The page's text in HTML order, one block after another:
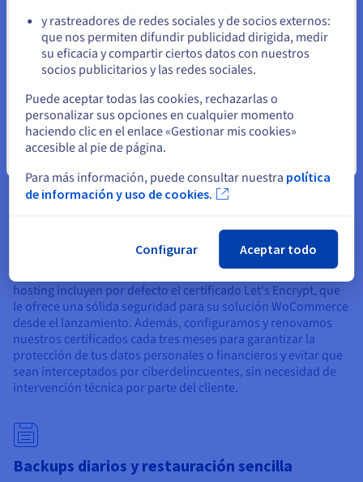
Configuración optimizada de los servidores
Benefíciese de un hosting WooCommerce administrado y
optimizado para el plugin de e-commerce. Desde la reducción
de carga de los servidores y el equilibrio de carga inteligente
hasta la gestión mejorada de las bases de datos y el
almacenamiento en caché, nuestros servidores de alto
rendimiento ofrecen el entorno de staging ideal para su
tienda online basada en WooCommerce, permitiéndole
centrarse en las ventas en lugar de los aspectos informáticos.
Disfrute gratuitamente de la protección SSL en su hosting
WooCommerce. Con OVHcloud, todos nuestros planes de
hosting incluyen por defecto el certificado Let's Encrypt, que
le ofrece una sólida seguridad para su solución WoCommerce
desde el lanzamiento. Además, configuramos y renovamos
nuestros certificados cada tres meses para garantizar la
protección de tus datos personales o financieros y evitar que
sean interceptados por ciberdelincuentes, sin necesidad de
intervención técnica por parte del cliente.
Backups diarios y restauración sencilla
Permanezca en el sitio web actual
y rastreadores de redes sociales y de socios externos:
que nos permiten difundir publicidad dirigida, medir
su eficacia y compartir ciertos datos con nuestros
socios publicitarios y las redes sociales.
Puede aceptar todas las cookies, rechazarlas o
personalizar sus opciones en cualquier momento
haciendo clic en el enlace «Gestionar mis cookies»
accesible al pie de página.
Para más información, puede consultar nuestra política
de información y uso de cookies.
Configurar Aceptar todo